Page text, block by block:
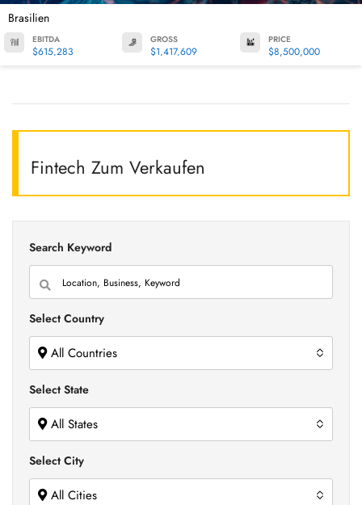
Brasilien
EBITDA
$615,283
GROSS
$1,417,609
PRICE
$8,500,000
Fintech Zum Verkaufen
Search Keyword
Select Country
All Countries
Select State
All States
Select City
All Cities